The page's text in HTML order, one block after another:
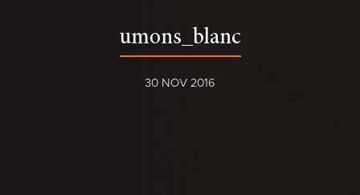
umons_blanc
30 NOV 2016